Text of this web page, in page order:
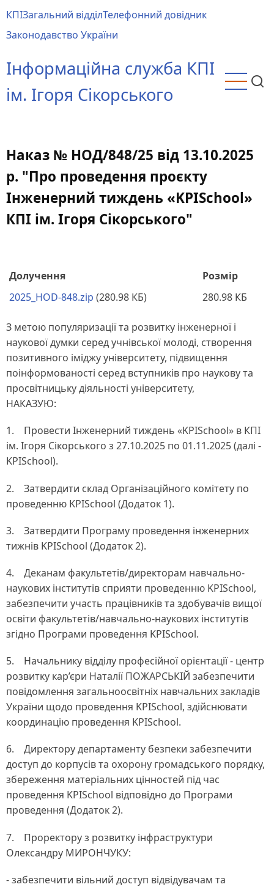
до
основного
КПІЗагальний відділТелефонний довідник
Законодавство України
Інформаційна служба КПІ
ім. Ігоря Сікорського
Наказ № НОД/848/25 від 13.10.2025
р. "Про проведення проєкту
Інженерний тиждень «KPISchool»
КПІ ім. Ігоря Сікорського"
Долучення
Розмір
2025_HOD-848.zip (280.98 КБ) 280.98 КБ
З метою популяризації та розвитку інженерної і
наукової думки серед учнівської молоді, створення
позитивного іміджу університету, підвищення
поінформованості серед вступників про наукову та
просвітницьку діяльності університету,
НАКАЗУЮ:
1. Провести Інженерний тиждень «KPISchool» в КПІ
ім. Ігоря Сікорського з 27.10.2025 по 01.11.2025 (далі -
KPISchool).
2. Затвердити склад Організаційного комітету по
проведенню KPISchool (Додаток 1).
3. Затвердити Програму проведення інженерних
тижнів KPISchool (Додаток 2).
4. Деканам факультетів/директорам навчально-
наукових інститутів сприяти проведенню KPISchool,
забезпечити участь працівників та здобувачів вищої
освіти факультетів/навчально-наукових інститутів
згідно Програми проведення KPISchool.
5. Начальнику відділу професійної орієнтації - центр
розвитку кар’єри Наталії ПОЖАРСЬКІЙ забезпечити
повідомлення загальноосвітніх навчальних закладів
України щодо проведення KPISchool, здійснювати
координацію проведення KPISchool.
6. Директору департаменту безпеки забезпечити
доступ до корпусів та охорону громадського порядку,
збереження матеріальних цінностей під час
проведення KPISchool відповідно до Програми
проведення (Додаток 2).
7. Проректору з розвитку інфраструктури
Олександру МИРОНЧУКУ:
- забезпечити вільний доступ відвідувачам та